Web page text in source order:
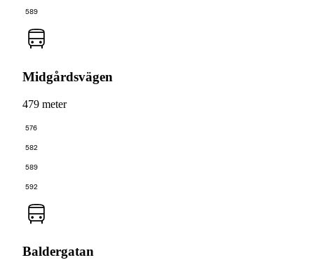
589
Midgårdsvägen
479 meter
576
582
589
592
Baldergatan